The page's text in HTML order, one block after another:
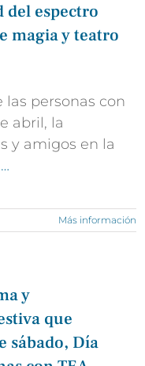
del espectro
magia y teatro
personas con
abril, la
y amigos en la
Más información
y
que
sábado, Día